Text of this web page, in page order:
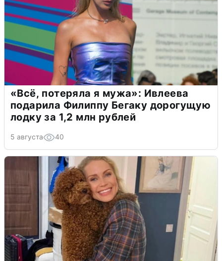
«Всё, потеряла я мужа»: Ивлеева
подарила Филиппу Бегаку дорогущую
лодку за 1,2 млн рублей
5 августа 40